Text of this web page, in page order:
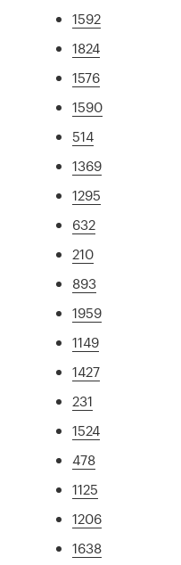
1592
1824
1576
1590
514
1369
1295
632
210
893
1959
1149
1427
231
1524
478
1125
1206
1638